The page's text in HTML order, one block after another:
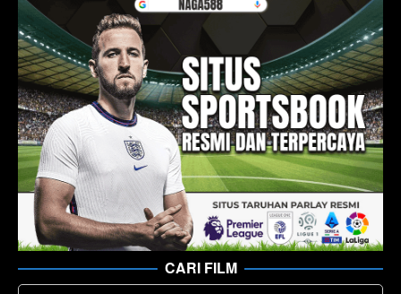
CARI FILM